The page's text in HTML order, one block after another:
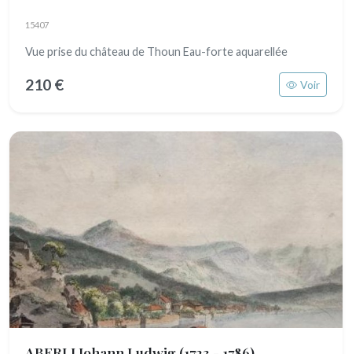
15407
Vue prise du château de Thoun Eau-forte aquarellée
210 € Voir